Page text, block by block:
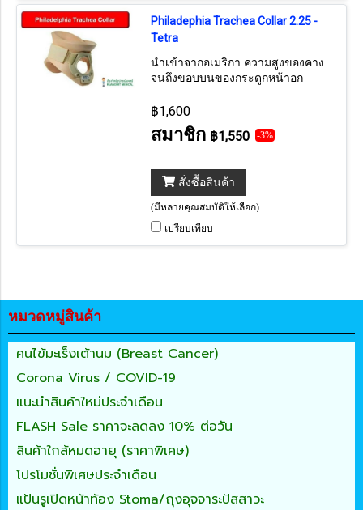
Philadephia Trachea Collar 2.25 -
Tetra
นำเข้าจากอเมริกา ความสูงของคาง
จนถึงขอบบนของกระดูกหน้าอก
฿1,600
สมาชิก ฿1,550 -3%
สั่งซื้อสินค้า
(มีหลายคุณสมบัติให้เลือก)
เปรียบเทียบ
หมวดหมู่สินค้า
คนไข้มะเร็งเต้านม (Breast Cancer)
Corona Virus / COVID-19
แนะนำสินค้าใหม่ประจำเดือน
FLASH Sale ราคาจะลดลง 10% ต่อวัน
สินค้าใกล้หมดอายุ (ราคาพิเศษ)
โปรโมชั่นพิเศษประจำเดือน
แป้นรูเปิดหน้าท้อง Stoma/ถุงอุจจาระปัสสาวะ